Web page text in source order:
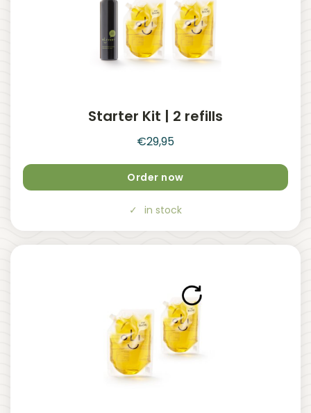
Starter Kit | 2 refills
€29,95
Order now
in stock